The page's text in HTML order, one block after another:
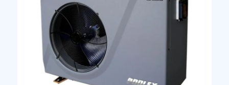
Accessoires et pièces détachées filtration
Pompe de filtration à vitesse variable
Vannes multivoies filtres à sable
Groupe de filtration sur palette